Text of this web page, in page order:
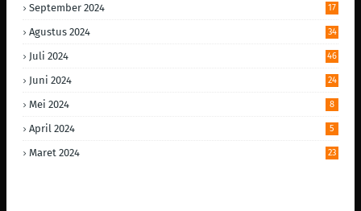
September 2024 17
Agustus 2024 34
Juli 2024 46
Juni 2024 24
Mei 2024 8
April 2024 5
Maret 2024 23